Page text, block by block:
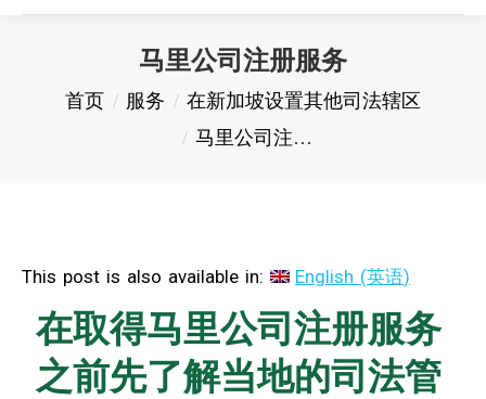
马里公司注册服务
您在这里：
首页 服务
在新加坡设置其他司法辖区
马里公司注…
This post is also available in: English (英语)
在取得马里公司注册服务
之前先了解当地的司法管